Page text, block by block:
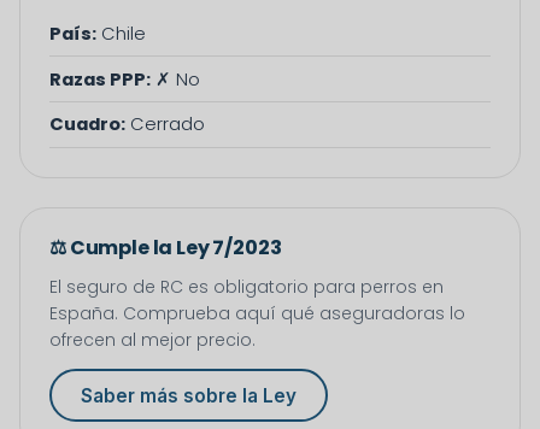
País: Chile
Razas PPP: ✗ No
Cuadro: Cerrado
⚖️ Cumple la Ley 7/2023
El seguro de RC es obligatorio para perros en
España. Comprueba aquí qué aseguradoras lo
ofrecen al mejor precio.
Saber más sobre la Ley